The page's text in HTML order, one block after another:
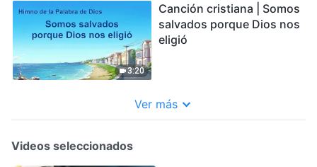
3:20
Canción cristiana | Somos
salvados porque Dios nos
eligió
Ver más
Videos seleccionados